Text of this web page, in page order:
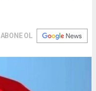
ABONE OL